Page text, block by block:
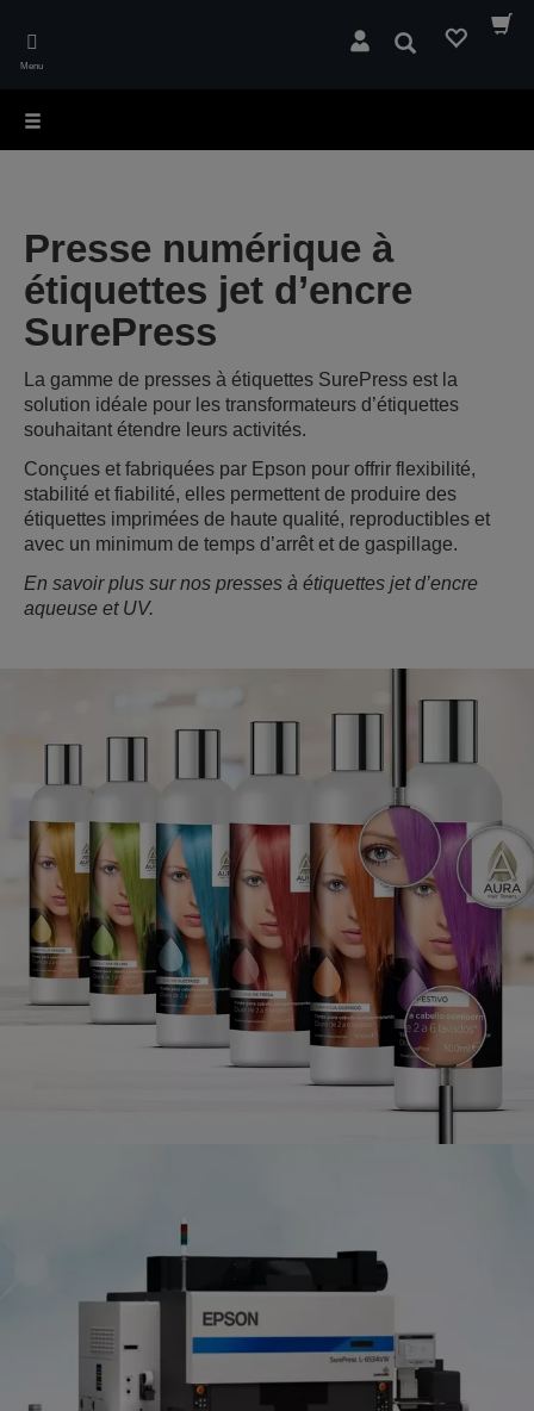
main
Menu
Rechercher
Presse numérique à
étiquettes jet d’encre
SurePress
La gamme de presses à étiquettes SurePress est la
solution idéale pour les transformateurs d’étiquettes
souhaitant étendre leurs activités.
Conçues et fabriquées par Epson pour offrir flexibilité,
stabilité et fiabilité, elles permettent de produire des
étiquettes imprimées de haute qualité, reproductibles et
avec un minimum de temps d’arrêt et de gaspillage.
En savoir plus sur nos presses à étiquettes jet d’encre
aqueuse et UV.